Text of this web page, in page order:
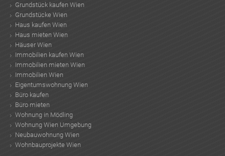
Grundstück kaufen Wien
Grundstücke Wien
Haus kaufen Wien
Haus mieten Wien
Häuser Wien
Immobilien kaufen Wien
Immobilien mieten Wien
Immobilien Wien
Eigentumswohnung Wien
Büro kaufen
Büro mieten
Wohnung in Mödling
Wohnung Wien Umgebung
Neubauwohnung Wien
Wohnbauprojekte Wien